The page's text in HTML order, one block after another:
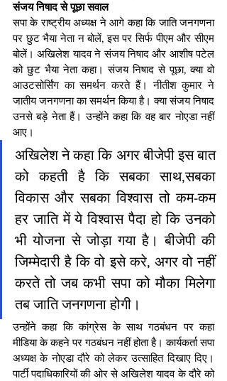
संजय निषाद से पूछा सवाल
सपा के राष्ट्रीय अध्यक्ष ने आगे कहा कि जाति जनगणना
पर छुट भैया नेता न बोलें, इस पर सिर्फ पीएम और सीएम
बोलें। अखिलेश यादव ने संजय निषाद और आशीष पटेल
को छुट भैया नेता कहा। संजय निषाद से पूछा, क्या वो
आउटसोर्सिंग का समर्थन करते हैं। नीतीश कुमार ने
जातीय जनगणना का समर्थन किया है। क्या संजय निषाद
उनसे बड़े नेता हैं। उन्होंने कहा कि वह बार नोएडा नहीं
आए।
अखिलेश ने कहा कि अगर बीजेपी इस बात
को कहती है कि सबका साथ,सबका
विकास और सबका विश्वास तो कम-कम
हर जाति में ये विश्वास पैदा हो कि उनको
भी योजना से जोड़ा गया है। बीजेपी की
जिम्मेदारी है कि वो इसे करे, अगर वो नहीं
करते तो जब कभी सपा को मौका मिलेगा
तब जाति जनगणना होगी।
उन्होंने कहा कि कांग्रेस के साथ गठबंधन पर कहा
मीडिया के कहने पर गठबंधन नहीं होता है। कार्यकर्ता सपा
अध्यक्ष के नोएडा दौरे को लेकर उत्साहित दिखाए दिए।
पार्टी पदाधिकारियों की ओर से अखिलेश यादव के दौरे को